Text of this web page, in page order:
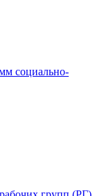
социально-